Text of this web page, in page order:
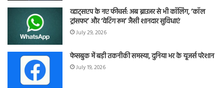
व्हाट्सएप के नए फीचर्स: अब ब्राउजर से भी कॉलिंग, ‘कॉल
ट्रांसफर’ और ‘वेटिंग रूम’ जैसी शानदार सुविधाएं
July 29, 2026
फेसबुक में बड़ी तकनीकी समस्या, दुनिया भर के यूजर्स परेशान
July 19, 2026